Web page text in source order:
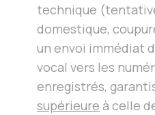
technique
domestique,
un envoi immédiat
vocal vers les
enregistrés,
supérieure à celle